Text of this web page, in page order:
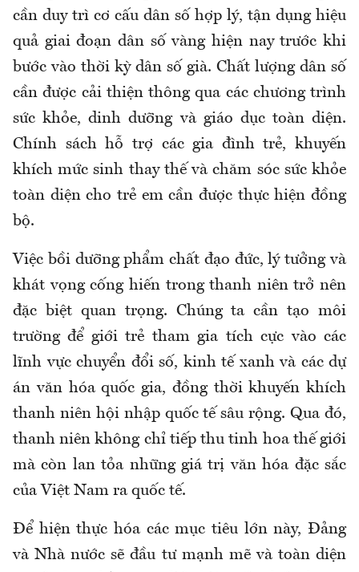
cần duy trì cơ cấu dân số hợp lý, tận dụng hiệu
quả giai đoạn dân số vàng hiện nay trước khi
bước vào thời kỳ dân số già. Chất lượng dân số
cần được cải thiện thông qua các chương trình
sức khỏe, dinh dưỡng và giáo dục toàn diện.
Chính sách hỗ trợ các gia đình trẻ, khuyến
khích mức sinh thay thế và chăm sóc sức khỏe
toàn diện cho trẻ em cần được thực hiện đồng
bộ.
Việc bồi dưỡng phẩm chất đạo đức, lý tưởng và
khát vọng cống hiến trong thanh niên trở nên
đặc biệt quan trọng. Chúng ta cần tạo môi
trường để giới trẻ tham gia tích cực vào các
lĩnh vực chuyển đổi số, kinh tế xanh và các dự
án văn hóa quốc gia, đồng thời khuyến khích
thanh niên hội nhập quốc tế sâu rộng. Qua đó,
thanh niên không chỉ tiếp thu tinh hoa thế giới
mà còn lan tỏa những giá trị văn hóa đặc sắc
của Việt Nam ra quốc tế.
Để hiện thực hóa các mục tiêu lớn này, Đảng
và Nhà nước sẽ đầu tư mạnh mẽ và toàn diện